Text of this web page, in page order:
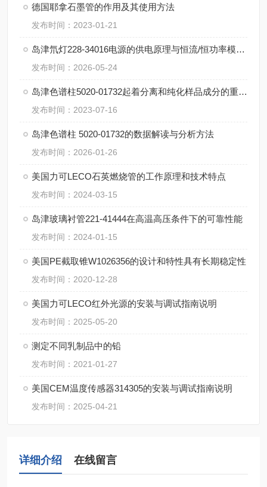
德国耶拿石墨管的作用及其使用方法
发布时间：2023-01-21
岛津氘灯228-34016电源的供电原理与恒流/恒功率模式对灯寿命的影响
发布时间：2026-05-24
岛津色谱柱5020-01732起着分离和纯化样品成分的重要作用
发布时间：2023-07-16
岛津色谱柱 5020-01732的数据解读与分析方法
发布时间：2026-01-26
美国力可LECO石英燃烧管的工作原理和技术特点
发布时间：2024-03-15
岛津玻璃衬管221-41444在高温高压条件下的可靠性能
发布时间：2024-01-15
美国PE截取锥W1026356的设计和特性具有长期稳定性
发布时间：2020-12-28
美国力可LECO红外光源的安装与调试指南说明
发布时间：2025-05-20
测定不同乳制品中的铅
发布时间：2021-01-27
美国CEM温度传感器314305的安装与调试指南说明
发布时间：2025-04-21
详细介绍 在线留言